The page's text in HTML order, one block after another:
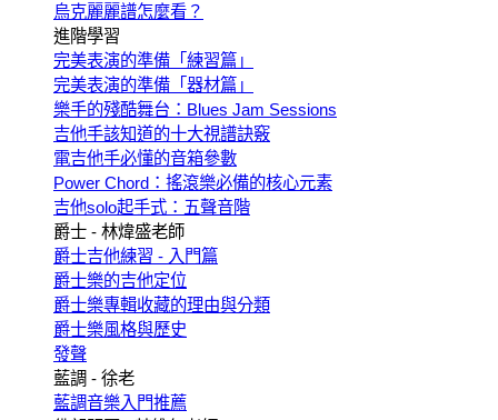
烏克麗麗譜怎麼看？
進階學習
完美表演的準備「練習篇」
完美表演的準備「器材篇」
樂手的殘酷舞台：Blues Jam Sessions
吉他手該知道的十大視譜訣竅
電吉他手必懂的音箱參數
Power Chord：搖滾樂必備的核心元素
吉他solo起手式：五聲音階
爵士 - 林煒盛老師
爵士吉他練習 - 入門篇
爵士樂的吉他定位
爵士樂專輯收藏的理由與分類
爵士樂風格與歷史
發聲
藍調 - 徐老
藍調音樂入門推薦